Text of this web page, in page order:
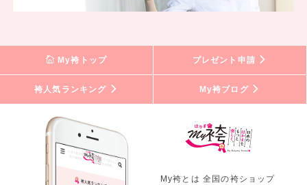
My袴トップ プレゼント申請
袴人気ランキング My袴ブログ
My袴とは 全国の袴ショップ